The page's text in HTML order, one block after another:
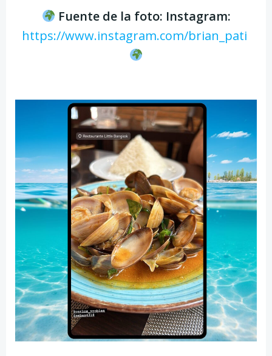
Fuente de la foto: Instagram:
https://www.instagram.com/brian_pati